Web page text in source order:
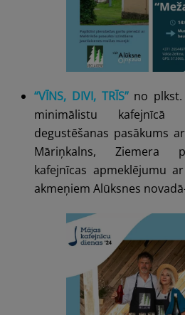
“VĪNS, DIVI, TRĪS”no plkst.
minimālistu kafejnīcā
degustēšanas pasākums
Māriņkalns, Ziemera
kafejnīcas apmeklējumu
akmeņiem Alūksnes